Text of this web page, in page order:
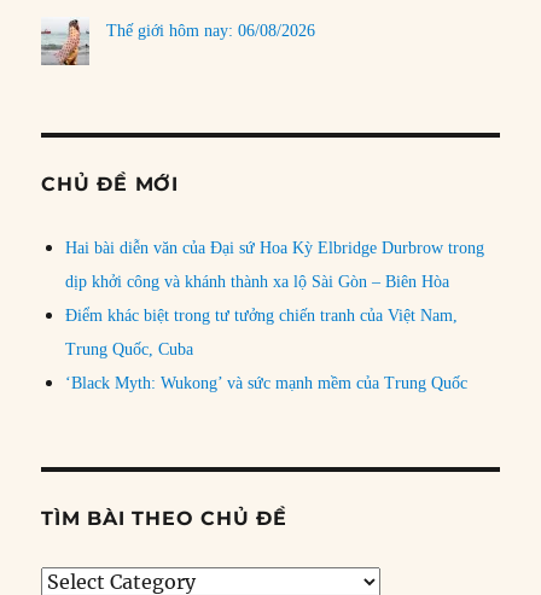
Thế giới hôm nay: 06/08/2026
CHỦ ĐỀ MỚI
Hai bài diễn văn của Đại sứ Hoa Kỳ Elbridge Durbrow trong
dịp khởi công và khánh thành xa lộ Sài Gòn – Biên Hòa
Điểm khác biệt trong tư tưởng chiến tranh của Việt Nam,
Trung Quốc, Cuba
‘Black Myth: Wukong’ và sức mạnh mềm của Trung Quốc
TÌM BÀI THEO CHỦ ĐỀ
Tìm